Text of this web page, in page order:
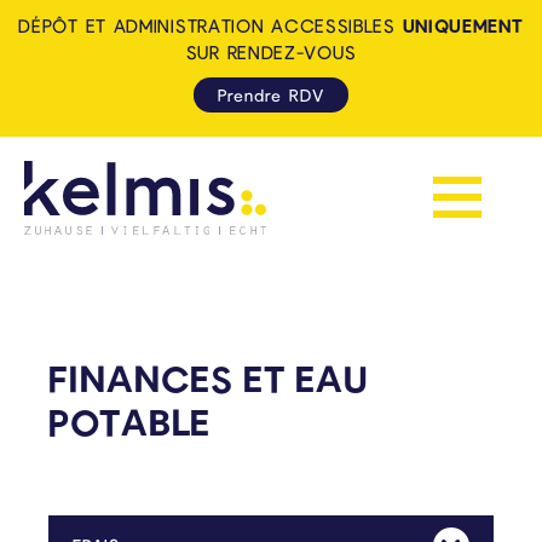
Afficher la
DÉPÔT ET ADMINISTRATION ACCESSIBLES UNIQUEMENT
SUR RENDEZ-VOUS
Prendre RDV
FINANCES ET EAU
POTABLE